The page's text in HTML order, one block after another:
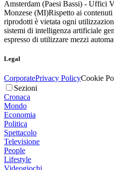
Amsterdam (Paesi Bassi) - Uffici
Monzese (MI)Rispetto ai
riprodotti è vietata ogni
sistemi di intelligenza artificiale
espresso di utilizzare mezzi
Legal
CorporatePrivacy PolicyCookie
Sezioni
Cronaca
Mondo
Economia
Politica
Spettacolo
Televisione
People
Lifestyle